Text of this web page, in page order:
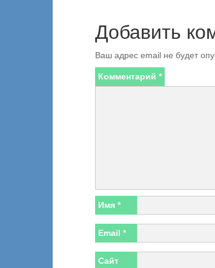
Добавить
Ваш адрес email не будет
Комментарий *
Имя *
Email *
Сайт